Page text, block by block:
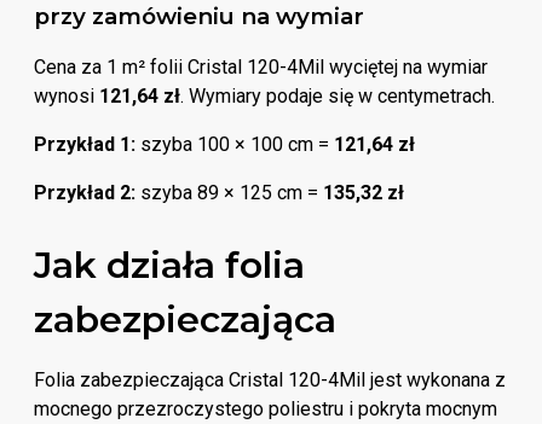
przy zamówieniu na wymiar
Cena za 1 m² folii Cristal 120-4Mil wyciętej na wymiar
wynosi 121,64 zł. Wymiary podaje się w centymetrach.
Przykład 1: szyba 100 × 100 cm = 121,64 zł
Przykład 2: szyba 89 × 125 cm = 135,32 zł
Jak działa folia
zabezpieczająca
Folia zabezpieczająca Cristal 120-4Mil jest wykonana z
mocnego przezroczystego poliestru i pokryta mocnym